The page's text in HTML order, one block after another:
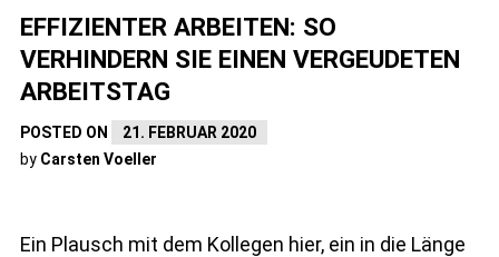
EFFIZIENTER ARBEITEN: SO
VERHINDERN SIE EINEN VERGEUDETEN
ARBEITSTAG
POSTED ON
21. FEBRUAR 2020
by Carsten Voeller
Ein Plausch mit dem Kollegen hier, ein in die Länge